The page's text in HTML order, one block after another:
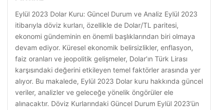
Eylül 2023 Dolar Kuru: Güncel Durum ve Analiz Eylül 2023
itibarıyla döviz kurları, özellikle de Dolar/TL paritesi,
ekonomi gündeminin en önemli başlıklarından biri olmaya
devam ediyor. Küresel ekonomik belirsizlikler, enflasyon,
faiz oranları ve jeopolitik gelişmeler, Dolar’ın Türk Lirası
karşısındaki değerini etkileyen temel faktörler arasında yer
alıyor. Bu makalede, Eylül 2023 Dolar kuru hakkında güncel
veriler, analizler ve geleceğe yönelik öngörüler ele
alınacaktır. Döviz Kurlarındaki Güncel Durum Eylül 2023’ün